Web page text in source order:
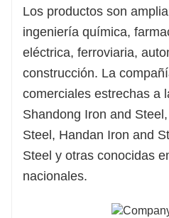
Los productos son
ingeniería química,
eléctrica, ferroviaria,
construcción. La
comerciales estrechas a
Shandong Iron and
Steel, Handan Iron and
Steel y otras conocidas
nacionales.